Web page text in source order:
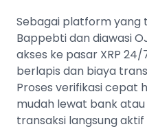
Sebagai platform yang
Bappebti dan diawasi
akses ke pasar XRP
berlapis dan biaya
Proses verifikasi cepat
mudah lewat bank
transaksi langsung